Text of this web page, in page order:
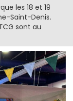
les 18 et 19
Saint-Denis.
sont au